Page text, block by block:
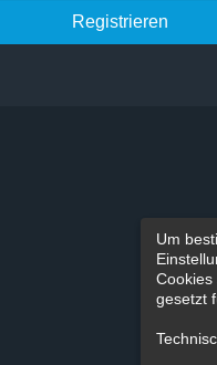
Registrieren
Um
Cookies
gesetzt